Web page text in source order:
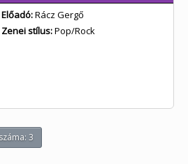
Előadó:Rácz Gergő
Zenei stílus:Pop/Rock
3